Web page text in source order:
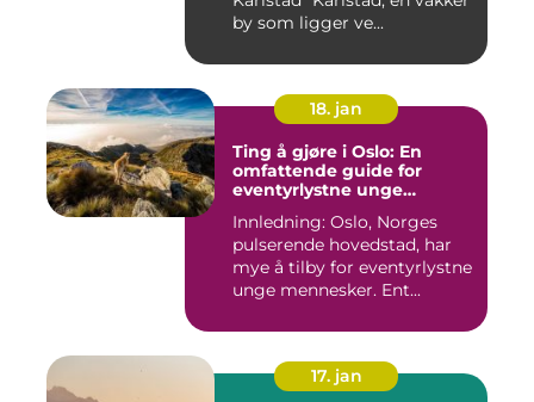
by som ligger ve...
18. jan
Ting å gjøre i Oslo: En
omfattende guide for
eventyrlystne unge
Innledning: Oslo, Norges
pulserende hovedstad, har
mye å tilby for eventyrlystne
unge mennesker. Ent...
17. jan